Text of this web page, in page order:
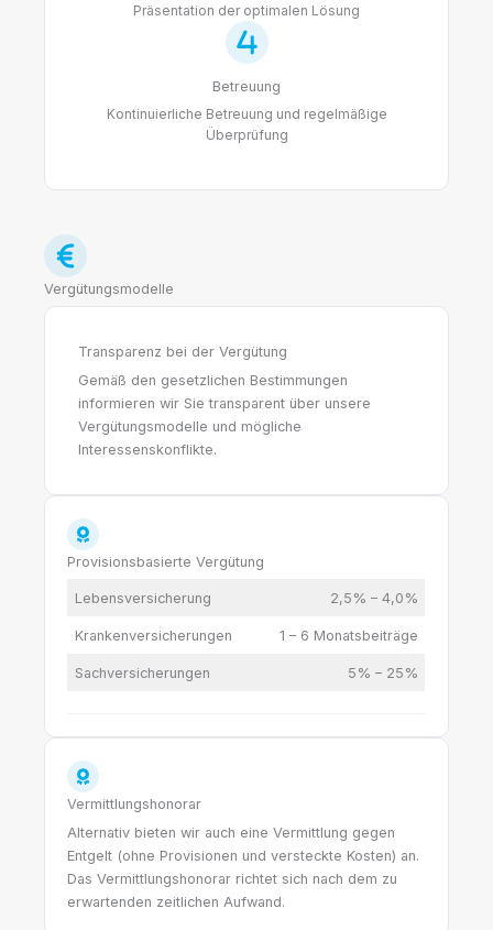
Präsentation der optimalen Lösung
Betreuung
Kontinuierliche Betreuung und regelmäßige
Überprüfung
Vergütungsmodelle
Transparenz bei der Vergütung
Gemäß den gesetzlichen Bestimmungen
informieren wir Sie transparent über unsere
Vergütungsmodelle und mögliche
Interessenskonflikte.
Provisionsbasierte Vergütung
Lebensversicherung 2,5% – 4,0%
Krankenversicherungen 1 – 6 Monatsbeiträge
Sachversicherungen 5% – 25%
Vermittlungshonorar
Alternativ bieten wir auch eine Vermittlung gegen
Entgelt (ohne Provisionen und versteckte Kosten) an.
Das Vermittlungshonorar richtet sich nach dem zu
erwartenden zeitlichen Aufwand.